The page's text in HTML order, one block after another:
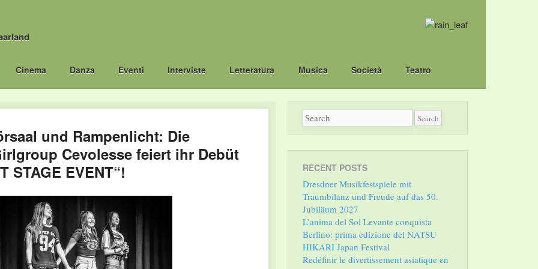
Cinema Danza Eventi Interviste Letteratura Musica Società Teatro
und Rampenlicht: Die
Cevolesse feiert ihr Debüt
STAGE EVENT“!
RECENT POSTS
Dresdner Musikfestspiele mit
Traumbilanz und Freude auf das 50.
Jubiläum 2027
L’anima del Sol Levante conquista
Berlino: prima edizione del NATSU
HIKARI Japan Festival
Redéfinir le divertissement asiatique en